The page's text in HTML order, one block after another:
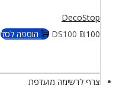
DecoStop
DS100 ₪100 הוספה לסל
צרף לרשימה מועדפת